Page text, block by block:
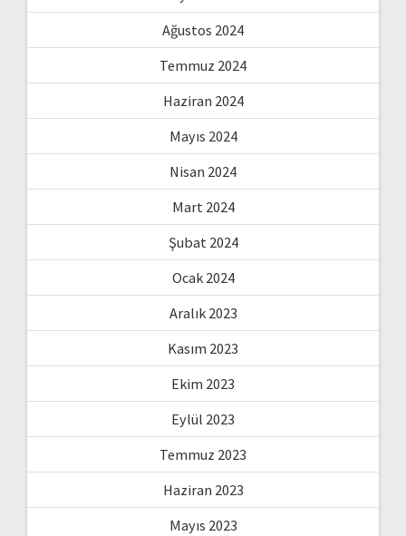
Ağustos 2024
Temmuz 2024
Haziran 2024
Mayıs 2024
Nisan 2024
Mart 2024
Şubat 2024
Ocak 2024
Aralık 2023
Kasım 2023
Ekim 2023
Eylül 2023
Temmuz 2023
Haziran 2023
Mayıs 2023